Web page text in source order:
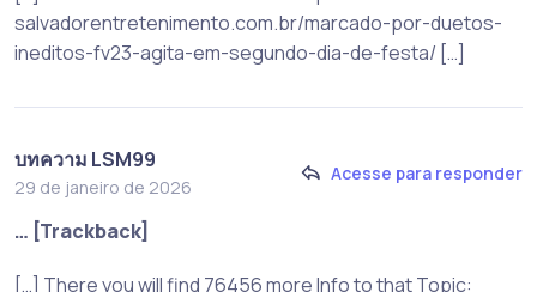
salvadorentretenimento.com.br/marcado-por-duetos-
ineditos-fv23-agita-em-segundo-dia-de-festa/ […]
บทความ LSM99
29 de janeiro de 2026
Acesse para responder
… [Trackback]
[…] There you will find 76456 more Info to that Topic: